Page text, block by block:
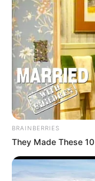
BRAINBERRIES
They Made These